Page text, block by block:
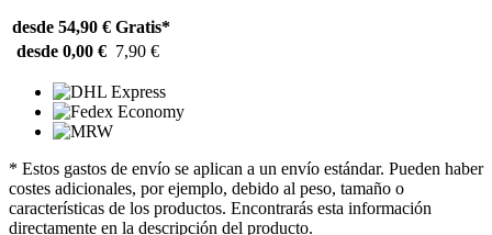
desde 54,90 € Gratis*
desde 0,00 € 7,90 €
* Estos gastos de envío se aplican a un envío estándar. Pueden haber
costes adicionales, por ejemplo, debido al peso, tamaño o
características de los productos. Encontrarás esta información
directamente en la descripción del producto.